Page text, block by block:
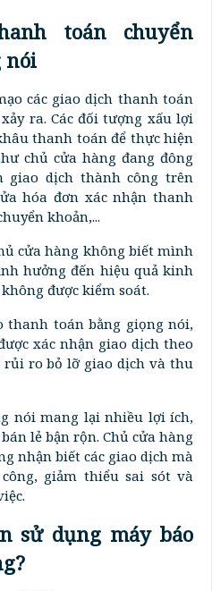
toán chuyển
nói
các giao dịch thanh toán
ra. Các đối tượng xấu lợi
thanh toán để thực hiện
chủ cửa hàng đang đông
giao dịch thành công trên
hóa đơn xác nhận thanh
khoản,...
cửa hàng không biết mình
hưởng đến hiệu quả kinh
được kiểm soát.
thanh toán bằng giọng nói,
xác nhận giao dịch theo
ro bỏ lỡ giao dịch và thu
nói mang lại nhiều lợi ích,
lẻ bận rộn. Chủ cửa hàng
nhận biết các giao dịch mà
giảm thiểu sai sót và
sử dụng máy báo